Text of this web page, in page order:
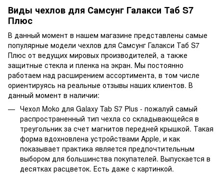
Виды чехлов для Самсунг Галакси Таб S7
Плюс
В данный момент в нашем магазине представлены самые
популярные модели чехлов для Самсунг Галакси Таб S7
Плюс от ведущих мировых производителей, а также
защитные стекла и пленка на экран. Мы постоянно
работаем над расширением ассортимента, в том числе
ориентируясь на реальные отзывы наших клиентов. В
данный момент в наличии:
Чехол Moko для Galaxy Tab S7 Plus - пожалуй самый
распространенный тип чехла со складывающейся в
треугольник за счет магнитов передней крышкой. Такая
форма вдохновлена устройствами Apple, и как
показывает практика является предпочтительным
выбором для большинства покупателей. Выпускается в
десятках расцветок. Есть даже с картинкой.